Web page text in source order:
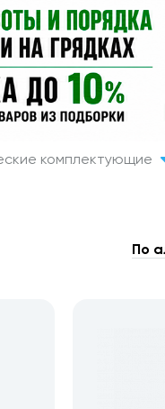
комплектующие
По